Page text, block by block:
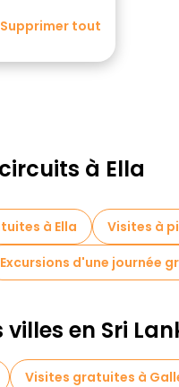
Supprimer tout
à Ella
à Ella Visites à
Excursions d'une journée
en Sri
Visites gratuites à